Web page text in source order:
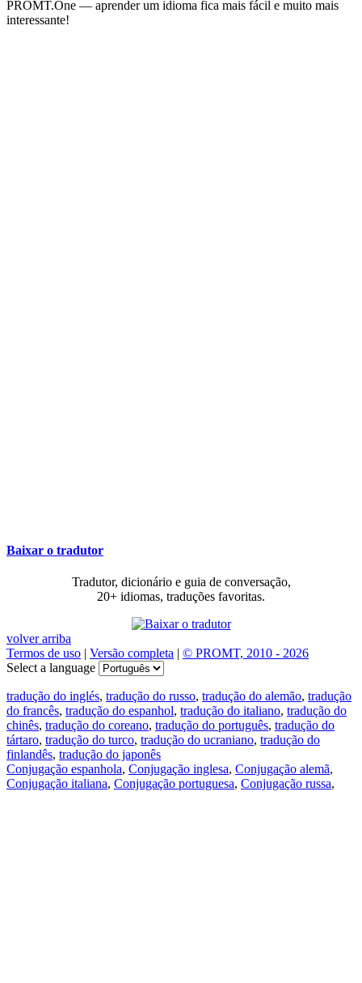
PROMT.One — aprender um idioma fica mais fácil e muito mais
interessante!
Baixar o tradutor
Tradutor, dicionário e guia de conversação,
20+ idiomas, traduções favoritas.
volver arriba
Termos de uso | Versão completa | © PROMT, 2010 - 2026
Select a language
tradução do inglés, tradução do russo, tradução do alemão, tradução
do francês, tradução do espanhol, tradução do italiano, tradução do
chinês, tradução do coreano, tradução do português, tradução do
tártaro, tradução do turco, tradução do ucraniano, tradução do
finlandês, tradução do japonês
Conjugação espanhola, Conjugação inglesa, Conjugação alemã,
Conjugação italiana, Conjugação portuguesa, Conjugação russa,